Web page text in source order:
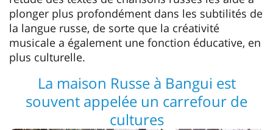
plonger plus profondément dans les subtilités de
la langue russe, de sorte que la créativité
musicale a également une fonction éducative, en
plus culturelle.
La maison Russe à Bangui est
souvent appelée un carrefour de
cultures